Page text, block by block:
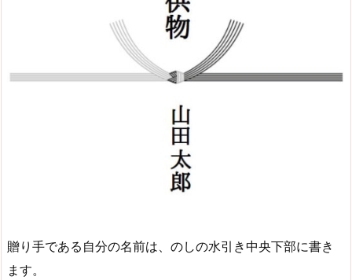
贈り手である自分の名前は、のしの水引き中央下部に書き
ます。